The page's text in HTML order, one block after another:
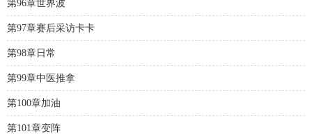
第96章世界波
第97章赛后采访卡卡
第98章日常
第99章中医推拿
第100章加油
第101章变阵